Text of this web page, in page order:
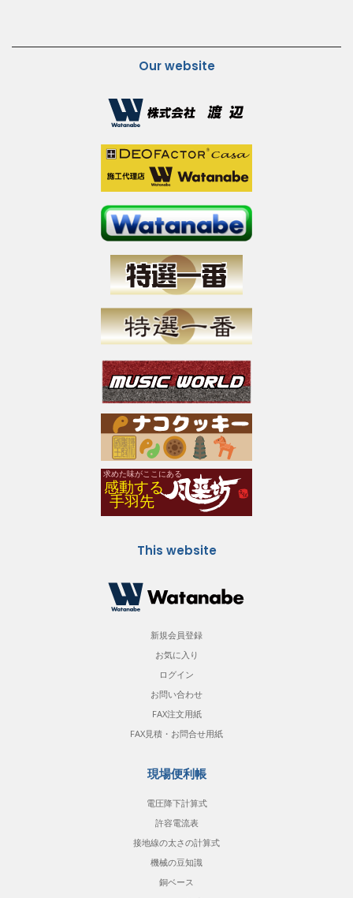
Our website
This website
新規会員登録
お気に入り
ログイン
お問い合わせ
FAX注文用紙
FAX見積・お問合せ用紙
現場便利帳
電圧降下計算式
許容電流表
接地線の太さの計算式
機械の豆知識
銅ベース